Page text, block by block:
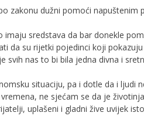
zakonu dužni pomoći napuštenim
imaju sredstava da bar donekle
da su rijetki pojedinci koji
svih nas to bi bila jedna divna i
situaciju, pa i dotle da i ljudi
ne sjećam se da je
uplašeni i gladni žive uvijek